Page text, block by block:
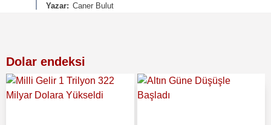
Yazar: Caner Bulut
Dolar endeksi